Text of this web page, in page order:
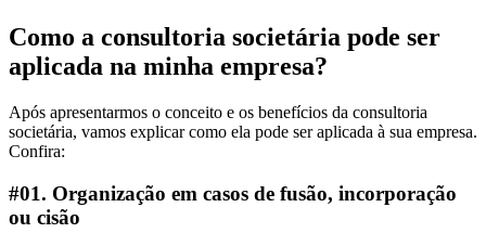
Como a consultoria societária pode ser
aplicada na minha empresa?
Após apresentarmos o conceito e os benefícios da consultoria
societária, vamos explicar como ela pode ser aplicada à sua empresa.
Confira:
#01. Organização em casos de fusão, incorporação
ou cisão